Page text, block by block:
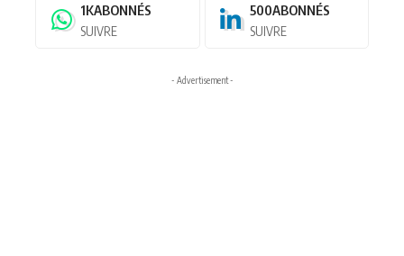
1KABONNÉS
SUIVRE
500ABONNÉS
SUIVRE
- Advertisement -